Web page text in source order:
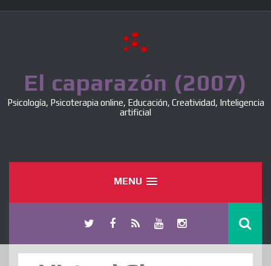
El caparazón (2007)
Psicología, Psicoterapia online, Educación, Creatividad, Inteligencia
artificial
MENU